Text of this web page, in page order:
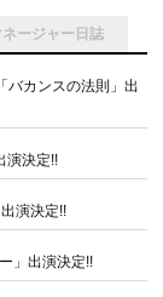
ネージャー日誌
バカンスの法則」出
演決定!!
演決定!!
」出演決定!!